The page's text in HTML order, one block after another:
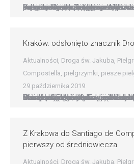
Bazylika Grobu Bożego w Miechowie znalazła się na trasie wirtualnej pielgrzymki po Jerozolimach Europy. Jej celem jest nie tylko przybliżenie sakralnego i kulturowego dziedzictwa tego miasta, które dzięki pielgrzymom w ciągu wieków zostało zaszczepione w europejską ziemię, ale i modlitwa o pokój na świecie oraz nadzieję w czasie pandemii. Pielgrzymka odbędzie się w niedzielę Zesłania…
Kraków: odsłonięto znacznik
Aktualności, Droga św. Jakuba,
Compostella, pielgrzymki, piesze
29 października 2019
Granitowy obelisk, dar rządu hiszpańskiego regionu Galicja, którego stolicą jest Santiago de Compostela, stanął przy głównym wejściu do bazyliki ojców franciszkanów, naprzeciwko okna papieskiego na Franciszkańskiej 3. To pierwszy taki znacznik w Polsce. W
Z Krakowa do Santiago de
pierwszy od średniowiecza
Aktualności, Droga św. Jakuba,